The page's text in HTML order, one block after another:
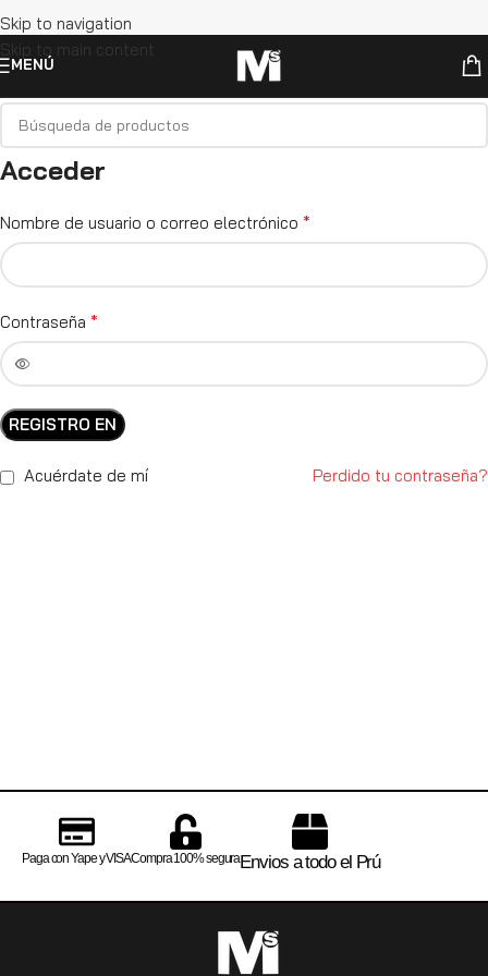
Skip to navigation
Skip to main content
MENÚ
Acceder
Nombre de usuario o correo electrónico *
Contraseña *
REGISTRO EN
Perdido tu contraseña?
Acuérdate de mí
Paga con Yape y VISACompra 100% seguraEnvios a todo el Prú